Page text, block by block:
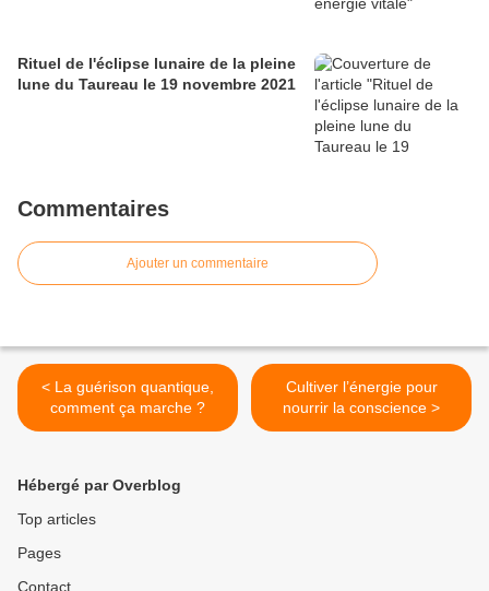
Rituel de l'éclipse lunaire de la pleine
lune du Taureau le 19 novembre 2021
Commentaires
Ajouter un commentaire
< La guérison quantique,
comment ça marche ?
Cultiver l’énergie pour
nourrir la conscience >
Hébergé par Overblog
Top articles
Pages
Contact